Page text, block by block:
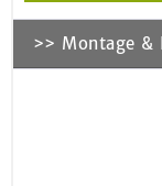
>> Montage &